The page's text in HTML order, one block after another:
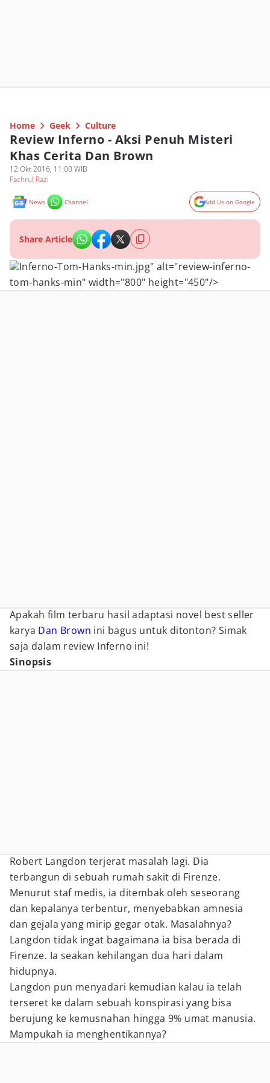
Home Geek Culture
Review Inferno - Aksi Penuh Misteri
Khas Cerita Dan Brown
12 Okt 2016, 11:00 WIB
Fachrul Razi
News Channel Add Us on Google
Share Article
Inferno-Tom-Hanks-min.jpg" alt="review-inferno-
tom-hanks-min" width="800" height="450"/>
Apakah film terbaru hasil adaptasi novel best seller
karya Dan Brown ini bagus untuk ditonton? Simak
saja dalam review Inferno ini!
Sinopsis
Robert Langdon terjerat masalah lagi. Dia
terbangun di sebuah rumah sakit di Firenze.
Menurut staf medis, ia ditembak oleh seseorang
dan kepalanya terbentur, menyebabkan amnesia
dan gejala yang mirip gegar otak. Masalahnya?
Langdon tidak ingat bagaimana ia bisa berada di
Firenze. Ia seakan kehilangan dua hari dalam
hidupnya.
Langdon pun menyadari kemudian kalau ia telah
terseret ke dalam sebuah konspirasi yang bisa
berujung ke kemusnahan hingga 9% umat manusia.
Mampukah ia menghentikannya?